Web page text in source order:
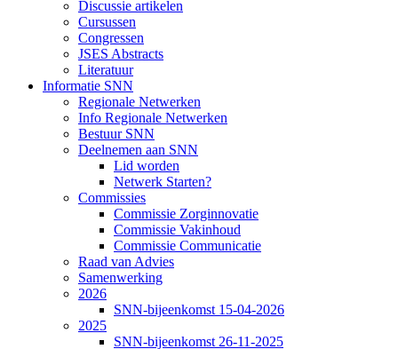
Discussie artikelen
Cursussen
Congressen
JSES Abstracts
Literatuur
Informatie SNN
Regionale Netwerken
Info Regionale Netwerken
Bestuur SNN
Deelnemen aan SNN
Lid worden
Netwerk Starten?
Commissies
Commissie Zorginnovatie
Commissie Vakinhoud
Commissie Communicatie
Raad van Advies
Samenwerking
2026
SNN-bijeenkomst 15-04-2026
2025
SNN-bijeenkomst 26-11-2025